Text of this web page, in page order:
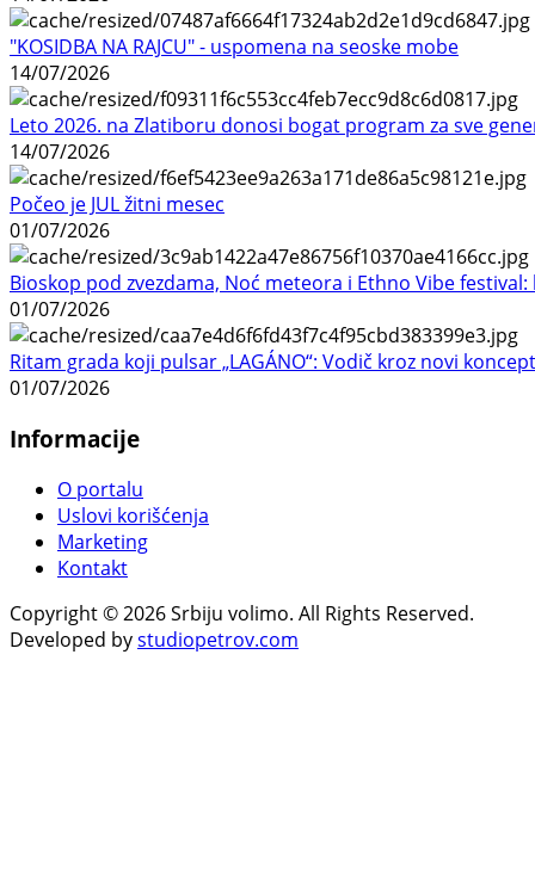
"KOSIDBA NA RAJCU" - uspomena na seoske mobe
14/07/2026
Leto 2026. na Zlatiboru donosi bogat program za sve
14/07/2026
Počeo je JUL žitni mesec
01/07/2026
Bioskop pod zvezdama, Noć meteora i Ethno Vibe
01/07/2026
Ritam grada koji pulsar „LAGÁNO“: Vodič kroz novi
01/07/2026
Informacije
O portalu
Uslovi korišćenja
Marketing
Kontakt
Copyright © 2026 Srbiju volimo. All Rights Reserved.
Developed bystudiopetrov.com